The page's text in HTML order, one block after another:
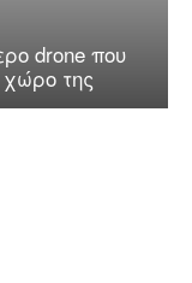
drone που
της